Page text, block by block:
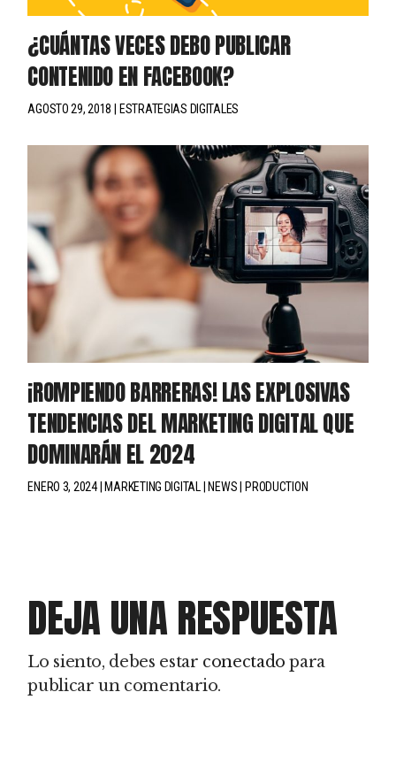
¿CUÁNTAS VECES DEBO PUBLICAR
CONTENIDO EN FACEBOOK?
AGOSTO 29, 2018 ESTRATEGIAS DIGITALES
¡ROMPIENDO BARRERAS! LAS EXPLOSIVAS
TENDENCIAS DEL MARKETING DIGITAL QUE
DOMINARÁN EL 2024
ENERO 3, 2024 MARKETING DIGITAL NEWS PRODUCTION
DEJA UNA RESPUESTA
Lo siento, debes estar conectado para
publicar un comentario.